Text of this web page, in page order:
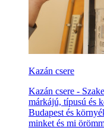
Kazán csere
Kazán csere -
márkájú, típusú és
Budapest és
minket és mi